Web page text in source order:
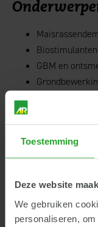
Toestemming
Deze website
We gebruiken
personaliseren,
GBM en
Aanmelden
verplicht, ook als je
Aanmelden kan via